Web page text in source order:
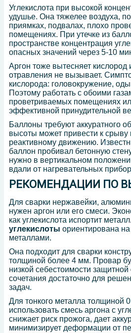
Углекислота при высокой
удушье. Она тяжелее воздуха,
приямках, подвалах, плохо
помещениях. При утечке из
пространстве концентрация
опасных значений через 5-10
Аргон тоже вытесняет кислород
отравления не вызывает.
кислорода: головокружение,
Поэтому работать с обоими
проветриваемых помещениях
эффективной принудительной
Баллоны требуют аккуратного
высоты может привести к срыву
реактивному движению.
баллон пробивал бетонную
нужно в вертикальном
вдали от нагревательных
РЕКОМЕНДАЦИИ ПО
Для сварки нержавейки,
нужен аргон или его смеси.
как углекислота испортит металл.
углекислоты ориентирована
металлами.
Она подходит для сварки
толщиной более 4 мм. Провар
низкой себестоимости
сочетания достаточно для
задач.
Для тонкого металла толщиной
использовать смесь аргона с
снижает риск прожога, дает
минимизирует деформации от